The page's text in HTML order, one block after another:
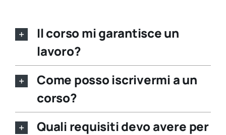
Il corso mi garantisce un
lavoro?
Come posso iscrivermi a un
corso?
Quali requisiti devo avere per